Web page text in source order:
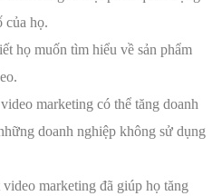
của họ.
họ muốn tìm hiểu về sản phẩm
marketing có thể tăng doanh
doanh nghiệp không sử dụng
video marketing đã giúp họ tăng